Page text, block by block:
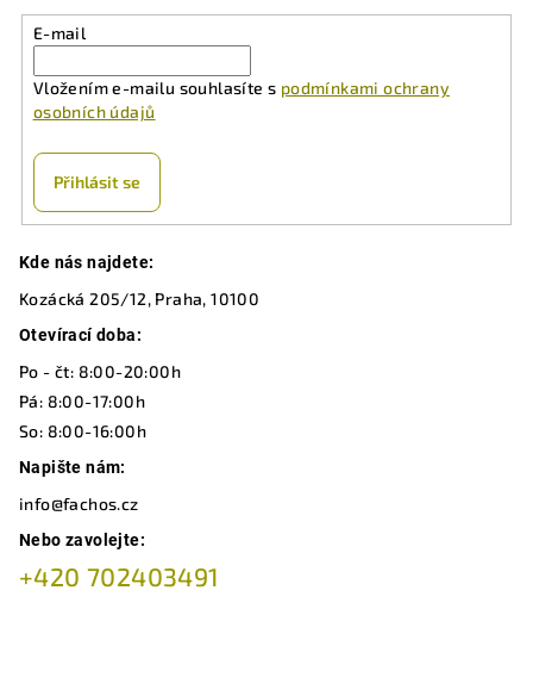
E-mail
Vložením e-mailu souhlasíte s podmínkami ochrany
osobních údajů
Přihlásit se
Kde nás najdete:
Kozácká 205/12, Praha, 10100
Otevírací doba:
Po - čt: 8:00-20:00h
Pá: 8:00-17:00h
So: 8:00-16:00h
Napište nám:
info@fachos.cz
Nebo zavolejte:
+420 702403491